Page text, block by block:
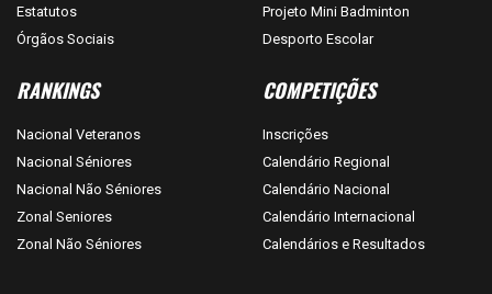
Estatutos
Órgãos Sociais
Projeto Mini Badminton
Desporto Escolar
RANKINGS
Nacional Veteranos
Nacional Séniores
Nacional Não Séniores
Zonal Seniores
Zonal Não Séniores
COMPETIÇÕES
Inscrições
Calendário Regional
Calendário Nacional
Calendário Internacional
Calendários e Resultados